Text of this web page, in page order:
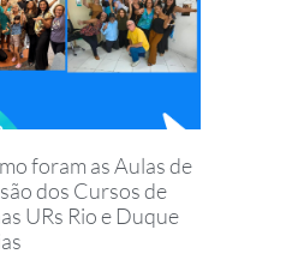
foram as Aulas de
dos Cursos de
URs Rio e Duque